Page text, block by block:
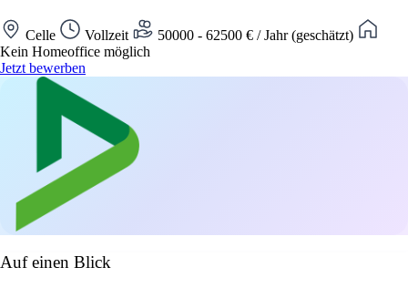
Celle Vollzeit
50000 - 62500 € / Jahr (geschätzt)
Kein Homeoffice möglich
Jetzt bewerben
Auf einen Blick